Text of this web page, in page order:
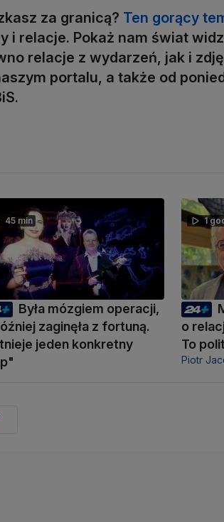
za granicą? Ten gorący
i relacje. Pokaż nam świat
relacje z wydarzeń, jak i
portalu, a także od
45 min
Była mózgiem operacji,
zaginęła z fortuną.
jeden konkretny
1
o
To
Piotr